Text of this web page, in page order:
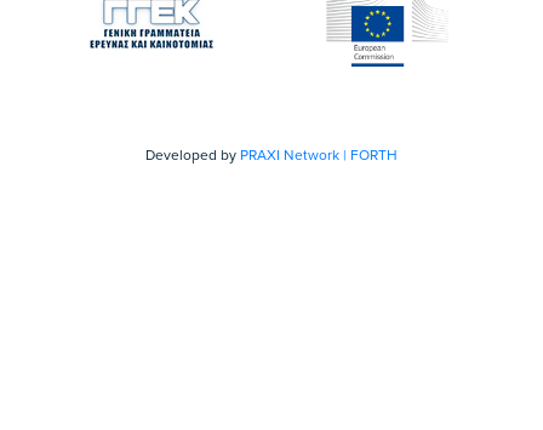
Developed by PRAXI Network | FORTH